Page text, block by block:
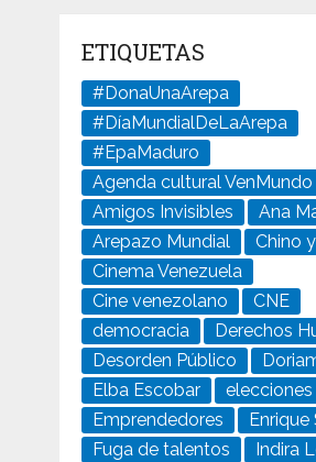
ETIQUETAS
#DonaUnaArepa
#DíaMundialDeLaArepa
#EpaMaduro
Agenda cultural VenMundo
Amigos Invisibles
Ana
Arepazo Mundial
Chino
Cinema Venezuela
Cine venezolano
CNE
democracia
Derechos
Desorden Público
Elba Escobar
elecciones
Emprendedores
Enrique
Fuga de talentos
Indira